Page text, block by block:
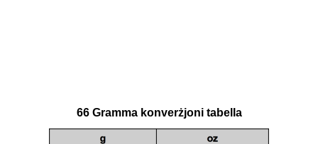
66 Gramma konverżjoni tabella